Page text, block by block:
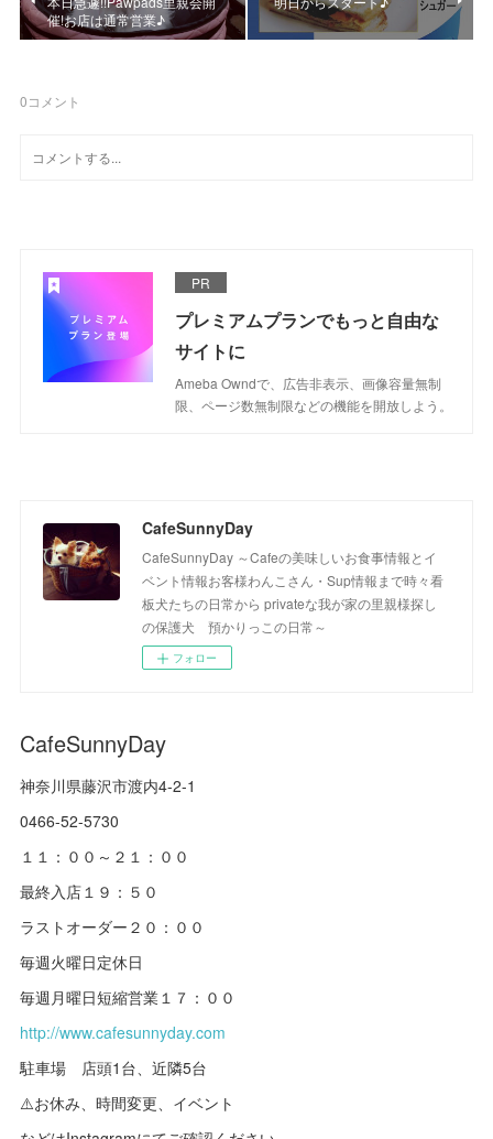
催!お店は通常営業♪
0コメント
PR
プレミアムプランでもっと自由な
サイトに
Ameba Owndで、広告非表示、画像容量無制
限、ページ数無制限などの機能を開放しよう。
CafeSunnyDay
CafeSunnyDay ～Cafeの美味しいお食事情報とイ
ベント情報お客様わんこさん・Sup情報まで時々看
板犬たちの日常から privateな我が家の里親様探し
の保護犬 預かりっこの日常～
フォロー
CafeSunnyDay
神奈川県藤沢市渡内4-2-1
0466-52-5730
１１：００～２１：００
最終入店１９：５０
ラストオーダー２０：００
毎週火曜日定休日
毎週月曜日短縮営業１７：００
http://www.cafesunnyday.com
駐車場 店頭1台、近隣5台
⚠️お休み、時間変更、イベント